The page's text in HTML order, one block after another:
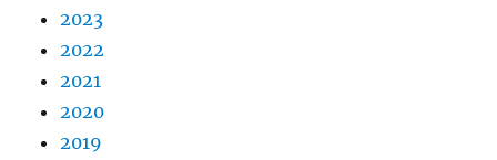
2023
2022
2021
2020
2019